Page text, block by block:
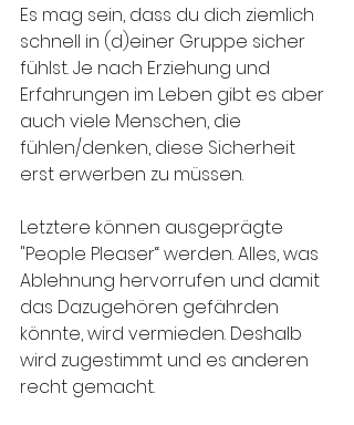
Es mag sein, dass du dich ziemlich
schnell in (d)einer Gruppe sicher
fühlst. Je nach Erziehung und
Erfahrungen im Leben gibt es aber
auch viele Menschen, die
fühlen/denken, diese Sicherheit
erst erwerben zu müssen.
Letztere können ausgeprägte
"People Pleaser“ werden. Alles, was
Ablehnung hervorrufen und damit
das Dazugehören gefährden
könnte, wird vermieden. Deshalb
wird zugestimmt und es anderen
recht gemacht.